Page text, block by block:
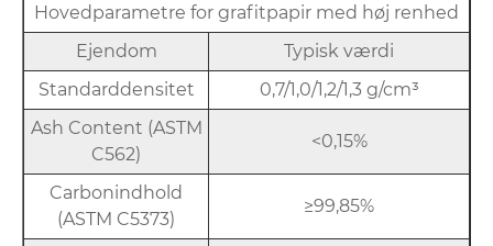
Hovedparametre for grafitpapir med høj renhed
Ejendom
Typisk værdi
Standarddensitet
0,7/1,0/1,2/1,3 g/cm³
Ash Content (ASTM
C562)
<0,15%
Carbonindhold
(ASTM C5373)
≥99,85%